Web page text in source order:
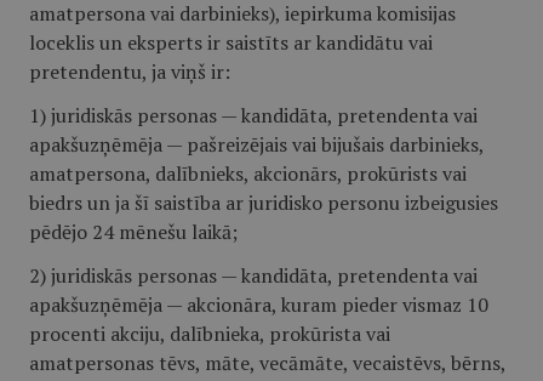
amatpersona vai darbinieks), iepirkuma komisijas
loceklis un eksperts ir saistīts ar kandidātu vai
pretendentu, ja viņš ir:
1) juridiskās personas — kandidāta, pretendenta vai
apakšuzņēmēja — pašreizējais vai bijušais darbinieks,
amatpersona, dalībnieks, akcionārs, prokūrists vai
biedrs un ja šī saistība ar juridisko personu izbeigusies
pēdējo 24 mēnešu laikā;
2) juridiskās personas — kandidāta, pretendenta vai
apakšuzņēmēja — akcionāra, kuram pieder vismaz 10
procenti akciju, dalībnieka, prokūrista vai
amatpersonas tēvs, māte, vecāmāte, vecaistēvs, bērns,